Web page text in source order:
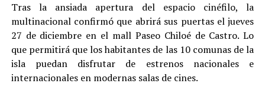
Tras la ansiada apertura del espacio cinéfilo, la
multinacional confirmó que abrirá sus puertas el jueves
27 de diciembre en el mall Paseo Chiloé de Castro. Lo
que permitirá que los habitantes de las 10 comunas de la
isla puedan disfrutar de estrenos nacionales e
internacionales en modernas salas de cines.